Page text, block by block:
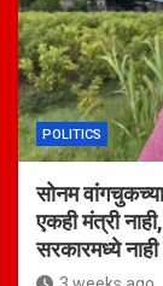
POLITICS
सोनम
एकही मंत्री
सरकारमध्ये